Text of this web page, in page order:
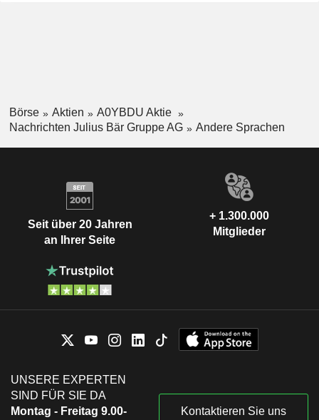
Börse Aktien
A0YBDU Aktie
Nachrichten Julius Bär Gruppe AG
Andere Sprachen
Seit über 20 Jahren
an Ihrer Seite
+ 1.300.000
Mitglieder
UNSERE EXPERTEN
SIND FÜR SIE DA
Montag - Freitag 9.00-
Kontaktieren Sie uns